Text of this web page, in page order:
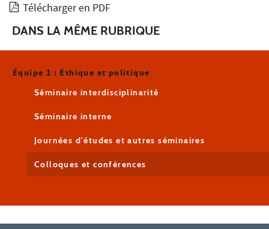
Télécharger en PDF
DANS LA MÊME RUBRIQUE
Équipe 1 : Éthique et politique
Séminaire interdisciplinarité
Séminaire interne
Journées d'études et autres séminaires
Colloques et conférences